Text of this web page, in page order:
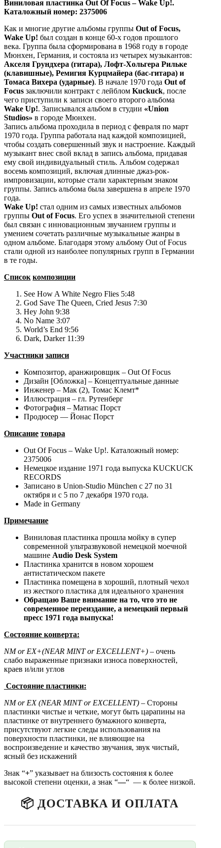
Виниловая пластинка Out Of Focus ‎– Wake Up!.
Каталожный номер: 2375006
Как и многие другие альбомы группы Out of Focus,
Wake Up! был создан в конце 60-х годов прошлого
века. Группа была сформирована в 1968 году в городе
Мюнхен, Германия, и состояла из четырех музыкантов:
Акселя Грундхера (гитара), Лофт-Хольгера Рильке
(клавишные), Ремигия Курцмайера (бас-гитара) и
Томаса Вихера (ударные). В начале 1970 года Out of
Focus заключили контракт с лейблом Kuckuck, после
чего приступили к записи своего второго альбома
Wake Up!. Записывался альбом в студии «Union
Studios» в городе Мюнхен.
Запись альбома проходила в период с февраля по март
1970 года. Группа работала над каждой композицией,
чтобы создать совершенный звук и настроение. Каждый
музыкант внес свой вклад в запись альбома, придавая
ему свой индивидуальный стиль. Альбом содержал
восемь композиций, включая длинные джаз-рок-
импровизации, которые стали характерным знаком
группы. Запись альбома была завершена в апреле 1970
года.
Wake Up! стал одним из самых известных альбомов
группы Out of Focus. Его успех в значительной степени
был связан с инновационным звучанием группы и
умением сочетать различные музыкальные жанры в
одном альбоме. Благодаря этому альбому Out of Focus
стали одной из наиболее популярных групп в Германии
в те годы.
Список композиции
See How A White Negro Flies 5:48
God Save The Queen, Cried Jesus 7:30
Hey John 9:38
No Name 3:07
World’s End 9:56
Dark, Darker 11:39
Участники записи
Композитор, аранжировщик – Out Of Focus
Дизайн [Обложка] – Концептуальные данные
Инженер – Мак (2), Томас Клемт*
Иллюстрация – гл. Рутенберг
Фотография – Матиас Порст
Продюсер — Йонас Порст
Описание товара
Out Of Focus ‎– Wake Up!. Каталожный номер:
2375006
Немецкое издание 1971 года выпуска KUCKUCK
RECORDS
Записано в Union-Studio München с 27 по 31
октября и с 5 по 7 декабря 1970 года.
Made in Germany
Примечание
Виниловая пластинка прошла мойку в супер
современной ультразвуковой немецкой моечной
машине Audio Desk System
Пластинка хранится в новом хорошем
антистатическом пакете
Пластинка помещена в хороший, плотный чехол
из жесткого пластика для идеального хранения
Обращаю Ваше внимание на то, что это не
современное переиздание, а немецкий первый
пресс 1971 года выпуска!
Состояние конверта:
NM or EX+(NEAR MINT or EXCELLENT+) – очень
слабо выраженные признаки износа поверхностей,
краев и/или углов
Состояние пластинки:
NM or EX (NEAR MINT or EXCELLENT) – Стороны
пластинки чистые и четкие, могут быть царапины на
пластинке от внутреннего бумажного конверта,
присутствуют легкие следы использования на
поверхности пластинки, не влияющие на
воспроизведение и качество звучания, звук чистый,
ясный без искажений
Знак “+” указывает на близость состояния к более
высокой степени оценки, а знак “—“ — к более низкой.
📦 ДОСТАВКА И ОПЛАТА